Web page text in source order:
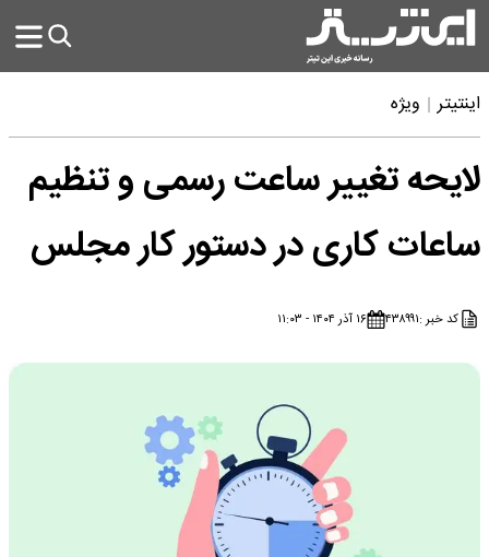
اینتیتر ویژه
لایحه تغییر ساعت رسمی و تنظیم
ساعات کاری در دستور کار مجلس
کد خبر :۴۳۸۹۹۱ ۱۶ آذر ۱۴۰۴ - ۱۱:۰۳